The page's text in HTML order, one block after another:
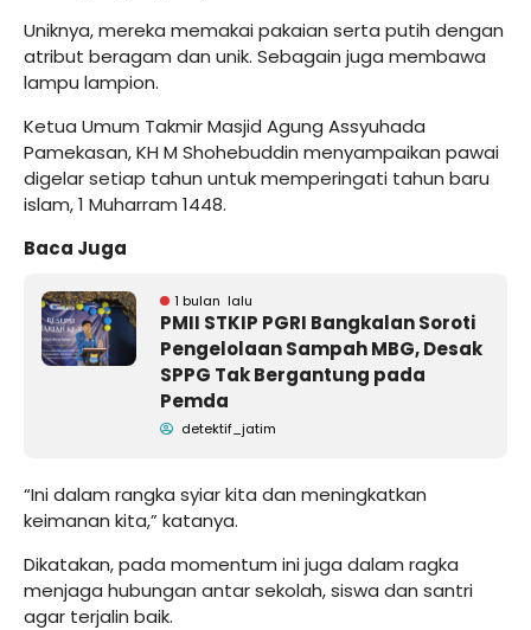
Uniknya, mereka memakai pakaian serta putih dengan
atribut beragam dan unik. Sebagain juga membawa
lampu lampion.
Ketua Umum Takmir Masjid Agung Assyuhada
Pamekasan, KH M Shohebuddin menyampaikan pawai
digelar setiap tahun untuk memperingati tahun baru
islam, 1 Muharram 1448.
Baca Juga
1 bulan lalu
PMII STKIP PGRI Bangkalan Soroti
Pengelolaan Sampah MBG, Desak
SPPG Tak Bergantung pada
Pemda
detektif_jatim
“Ini dalam rangka syiar kita dan meningkatkan
keimanan kita,” katanya.
Dikatakan, pada momentum ini juga dalam ragka
menjaga hubungan antar sekolah, siswa dan santri
agar terjalin baik.